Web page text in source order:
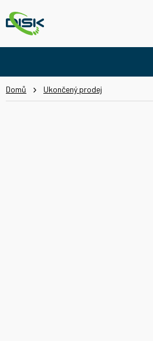
na
obsah
Domů Ukončený prodej